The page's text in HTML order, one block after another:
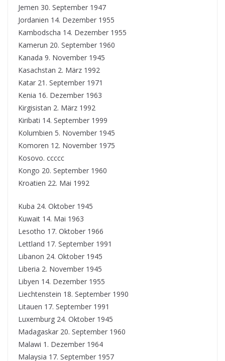
Jemen 30. September 1947
Jordanien 14. Dezember 1955
Kambodscha 14. Dezember 1955
Kamerun 20. September 1960
Kanada 9. November 1945
Kasachstan 2. März 1992
Katar 21. September 1971
Kenia 16. Dezember 1963
Kirgisistan 2. März 1992
Kiribati 14. September 1999
Kolumbien 5. November 1945
Komoren 12. November 1975
Kosovo. ccccc
Kongo 20. September 1960
Kroatien 22. Mai 1992
Kuba 24. Oktober 1945
Kuwait 14. Mai 1963
Lesotho 17. Oktober 1966
Lettland 17. September 1991
Libanon 24. Oktober 1945
Liberia 2. November 1945
Libyen 14. Dezember 1955
Liechtenstein 18. September 1990
Litauen 17. September 1991
Luxemburg 24. Oktober 1945
Madagaskar 20. September 1960
Malawi 1. Dezember 1964
Malaysia 17. September 1957